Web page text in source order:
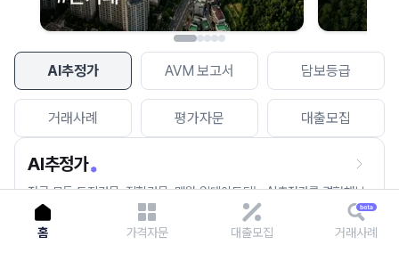
AI추정가 AVM 보고서 담보등급
거래사례 평가자문 대출모집
AI추정가
전국 모든 토지건물, 집합건물, 매월 업데이트되는 AI추정가를 경험해보
세요.
홈 가격자문 대출모집 거래사례